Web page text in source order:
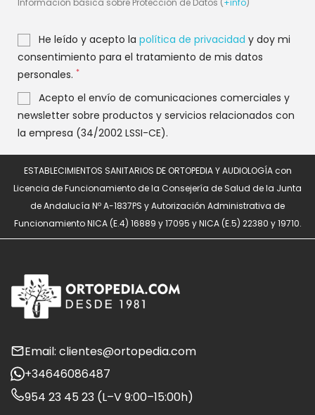
Información básica sobre Protección de Datos (+info)
He leído y acepto la política de privacidad y doy mi
consentimiento para el tratamiento de mis datos
personales. *
Acepto el envío de comunicaciones comerciales y
newsletter sobre productos y servicios relacionados con
la empresa (34/2002 LSSI-CE).
ESTABLECIMIENTOS SANITARIOS DE ORTOPEDIA Y AUDIOLOGÍA con
Licencia de Funcionamiento de la Consejería de Salud de la Junta
de Andalucía Nº A-1837PS y Autorización Administrativa de
Funcionamiento NICA (E.4) 16889 y 17095 y NICA (E.5) 22380 y 19710.
Email: clientes@ortopedia.com
+34646086487
954 23 45 23 (L–V 9:00–15:00h)